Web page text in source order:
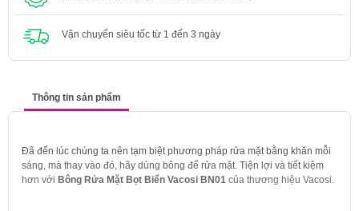
Vận chuyển siêu tốc từ 1 đến 3 ngày
Thông tin sản phẩm
Đã đến lúc chúng ta nên tạm biệt phương pháp rửa mặt bằng khăn mỗi
sáng, mà thay vào đó, hãy dùng bông để rửa mặt. Tiện lợi và tiết kiệm
hơn với Bông Rửa Mặt Bọt Biển Vacosi BN01 của thương hiệu Vacosi.